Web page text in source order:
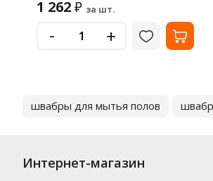
1 262₽ за шт.
- +
швабры для мытья полов
Интернет-магазин